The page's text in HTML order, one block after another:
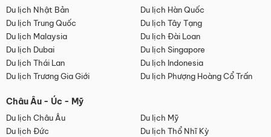
Du lịch Nhật Bản
Du lịch Hàn Quốc
Du lịch Trung Quốc
Du lịch Tây Tạng
Du lịch Malaysia
Du lịch Đài Loan
Du lịch Dubai
Du lịch Singapore
Du lịch Thái Lan
Du lịch Indonesia
Du lịch Trương Gia Giới
Du lịch Phượng Hoàng Cổ Trấn
Châu Âu - Úc - Mỹ
Du lịch Châu Âu
Du lịch Mỹ
Du lịch Đức
Du lịch Thổ Nhĩ Kỳ